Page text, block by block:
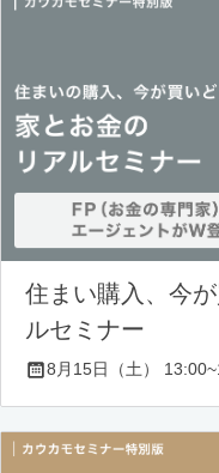
住まい購入、今
ルセミナー
8月15日（土）